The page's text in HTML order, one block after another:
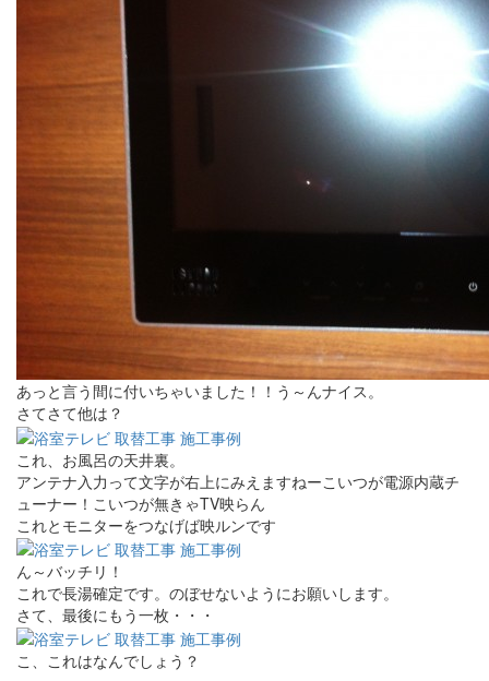
あっと言う間に付いちゃいました！！う～んナイス。
さてさて他は？
これ、お風呂の天井裏。
アンテナ入力って文字が右上にみえますねーこいつが電源内蔵チ
ューナー！こいつが無きゃTV映らん
これとモニターをつなげば映ルンです
ん～バッチリ！
これで長湯確定です。のぼせないようにお願いします。
さて、最後にもう一枚・・・
こ、これはなんでしょう？